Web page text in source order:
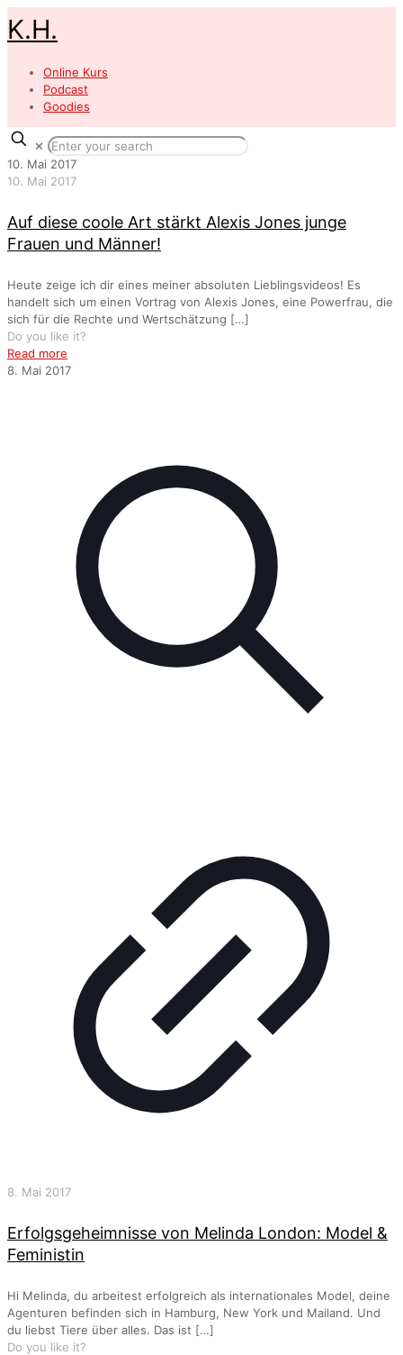
K.H.
Online Kurs
Podcast
Goodies
✕
10. Mai 2017
10. Mai 2017
Auf diese coole Art stärkt Alexis Jones junge
Frauen und Männer!
Heute zeige ich dir eines meiner absoluten Lieblingsvideos! Es
handelt sich um einen Vortrag von Alexis Jones, eine Powerfrau, die
sich für die Rechte und Wertschätzung […]
Do you like it?
Read more
8. Mai 2017
8. Mai 2017
Erfolgsgeheimnisse von Melinda London: Model &
Feministin
Hi Melinda, du arbeitest erfolgreich als internationales Model, deine
Agenturen befinden sich in Hamburg, New York und Mailand. Und
du liebst Tiere über alles. Das ist […]
Do you like it?